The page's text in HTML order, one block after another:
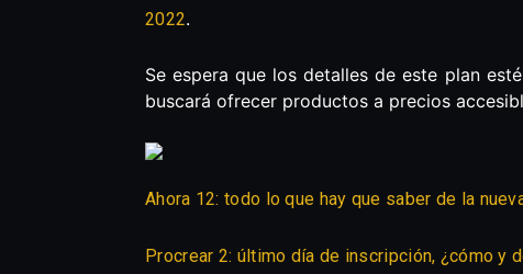
2022.
Se espera que los detalles de este plan
buscará ofrecer productos a precios
Ahora 12: todo lo que hay que saber de la
Procrear 2: último día de inscripción, ¿cómo y